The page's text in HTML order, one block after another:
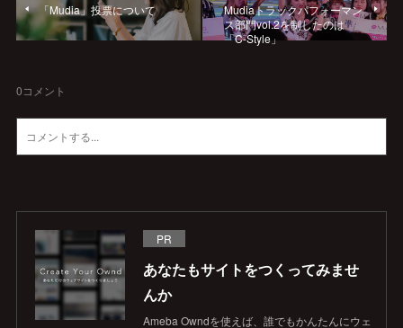
「Mudia」投票について
Mudiaトラックパフォーマン
ス部門vol.2を制したのは
「C-Style」
0コメント
PR
あなたもサイトをつくってみませ
んか
Ameba Owndを使えば、誰でもかんたんにウェ